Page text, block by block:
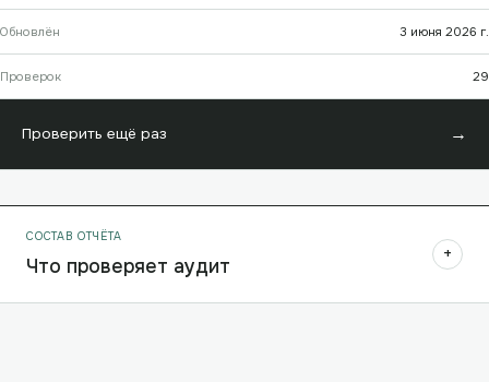
Обновлён 3 июня 2026 г.
Проверок 29
Проверить ещё раз →
СОСТАВ ОТЧЁТА
Что проверяет аудит +